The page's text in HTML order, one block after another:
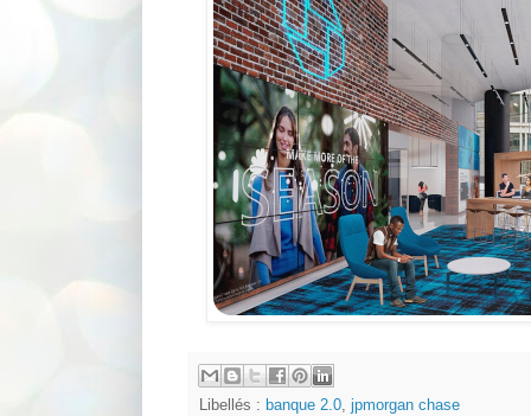
Libellés : banque 2.0, jpmorgan chase